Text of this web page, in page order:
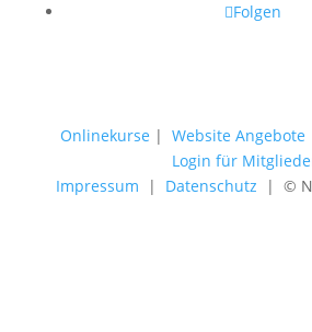
Folgen
Onlinekurse |Website Angebote
Login für
Impressum | Datenschutz | ©